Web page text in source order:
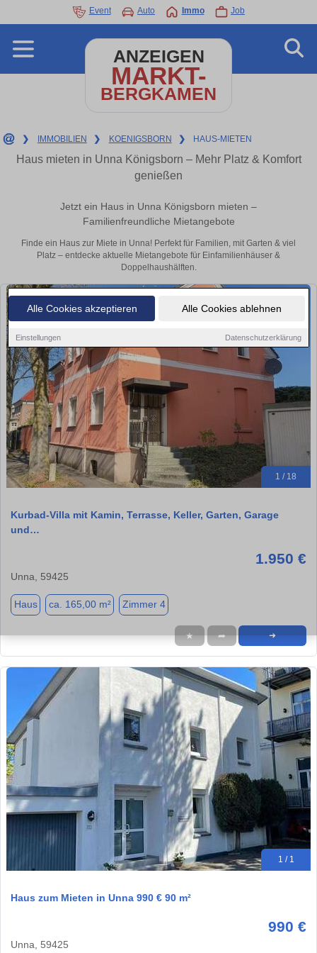
Alle Cookies akzeptieren Alle Cookies ablehnen
Einstellungen Datenschutzerklärung
Event Auto Immo Job
ANZEIGEN
MARKT-
BERGKAMEN
❯ IMMOBILIEN ❯ KOENIGSBORN ❯ HAUS-MIETEN
Haus mieten in Unna Königsborn – Mehr Platz & Komfort
genießen
Jetzt ein Haus in Unna Königsborn mieten –
Familienfreundliche Mietangebote
Finde ein Haus zur Miete in Unna! Perfekt für Familien, mit Garten & viel
Platz – entdecke aktuelle Mietangebote für Einfamilienhäuser &
Doppelhaushälften.
1 / 18
Kurbad-Villa mit Kamin, Terrasse, Keller, Garten, Garage
und…
1.950 €
Unna, 59425
Haus ca. 165,00 m² Zimmer 4
★ ➦ ➜
1 / 1
Haus zum Mieten in Unna 990 € 90 m²
990 €
Unna, 59425